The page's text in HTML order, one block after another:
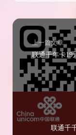
上一篇文章